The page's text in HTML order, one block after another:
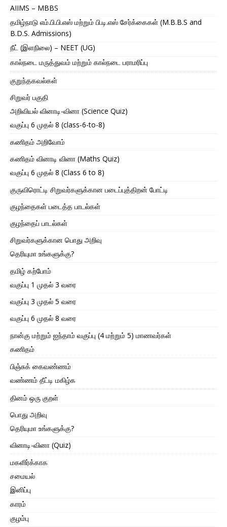
AIIMS – MBBS
தமிழ்நாடு எம்.பி.பி.எஸ் மற்றும் பி.டி.எஸ் சேர்க்கைகள் (M.B.B.S and
B.D.S. Admissions)
நீட் (இளநிலை) – NEET (UG)
கால்நடை மருத்துவம் மற்றும் கால்நடை பராமரிப்பு
குறுந்தகவல்கள்
சிறுவர் பகுதி
அறிவியல் வினாடி-வினா (Science Quiz)
வகுப்பு 6 முதல் 8 (class-6-to-8)
கணிதம் அறிவோம்
கணிதம் வினாடி வினா (Maths Quiz)
வகுப்பு 6 முதல் 8 (Class 6 to 8)
குருவிரொட்டி சிறுவர்களுக்கான படைப்புத்திறன் போட்டி
குழந்தைகள் படைத்த பாடல்கள்
குழந்தைப் பாடல்கள்
சிறுவர்களுக்கான பொது அறிவு
தெரியுமா உங்களுக்கு?
தமிழ் கற்போம்
வகுப்பு 1 முதல் 3 வரை
வகுப்பு 3 முதல் 5 வரை
வகுப்பு 6 முதல் 8 வரை
நான்கு மற்றும் ஐந்தாம் வகுப்பு (4 மற்றும் 5) மாணவர்கள்
கணிதம்
பிஞ்சுக் கைவண்ணம்
வண்ணம் தீட்டி மகிழ்க
தினம் ஒரு குறள்
பொது அறிவு
தெரியுமா உங்களுக்கு?
வினாடி-வினா (Quiz)
மகளிர்க்காக
சமையல்
இனிப்பு
காரம்
குழம்பு